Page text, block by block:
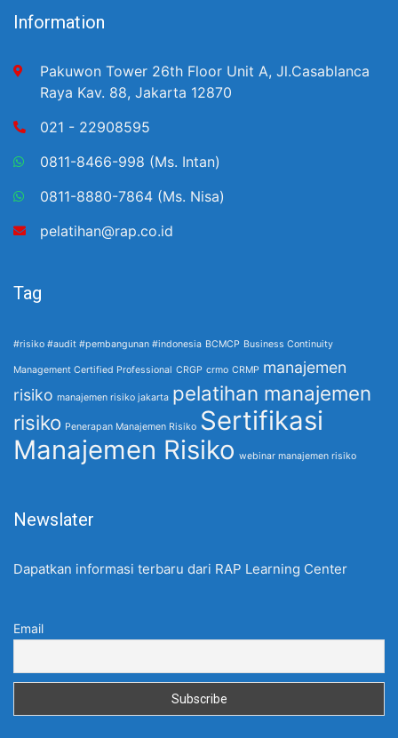
Information
Pakuwon Tower 26th Floor Unit A, Jl.Casablanca
Raya Kav. 88, Jakarta 12870
021 - 22908595
0811-8466-998 (Ms. Intan)
0811-8880-7864 (Ms. Nisa)
pelatihan@rap.co.id
Tag
#risiko #audit #pembangunan #indonesia BCMCP Business Continuity
Management Certified Professional CRGP crmo CRMP manajemen
risiko manajemen risiko jakarta pelatihan manajemen
risiko Penerapan Manajemen Risiko Sertifikasi
Manajemen Risiko webinar manajemen risiko
Newslater
Dapatkan informasi terbaru dari RAP Learning Center
Email